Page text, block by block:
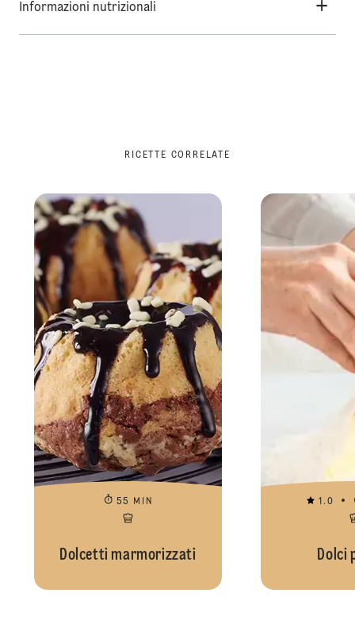
Informazioni nutrizionali
RICETTE CORRELATE
55 MIN
Dolcetti marmorizzati
1.0
Dolci